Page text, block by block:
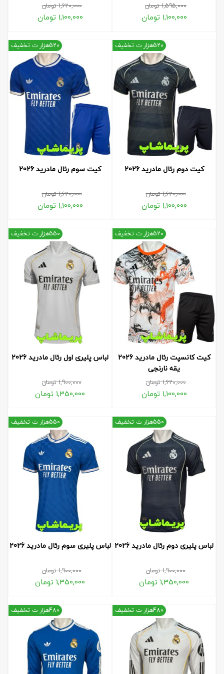
1,595,000تومان
1,100,000 تومان
1,620,000تومان
1,100,000 تومان
کیت دوم رئال مادرید 2026
1,620,000تومان
1,100,000 تومان
520هزار ت تخفیف
کیت سوم رئال مادرید 2026
1,620,000تومان
1,100,000 تومان
520هزار ت تخفیف
کیت کانسپت رئال مادرید 2026
یقه نارنجی
1,620,000تومان
1,100,000 تومان
520هزار ت تخفیف
لباس پلیری اول رئال مادرید 2026
1,900,000تومان
1,350,000 تومان
550هزار ت تخفیف
لباس پلیری دوم رئال مادرید 2026
1,900,000تومان
1,350,000 تومان
550هزار ت تخفیف
لباس پلیری سوم رئال مادرید 2026
1,900,000تومان
1,350,000 تومان
550هزار ت تخفیف
480هزار ت تخفیف 480هزار ت تخفیف